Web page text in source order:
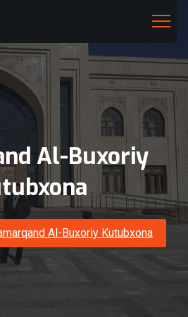
Al-Buxoriy
Al-Buxoriy Kutubxona